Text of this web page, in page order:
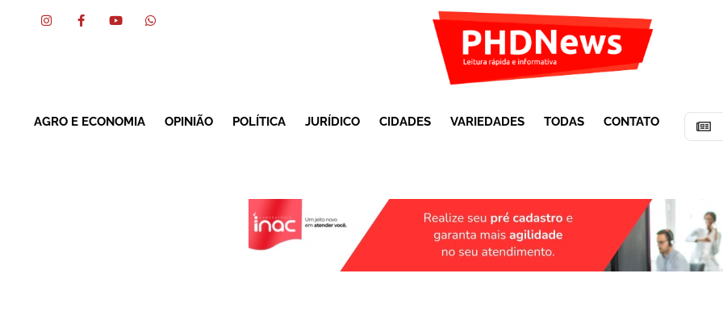
AGRO E ECONOMIA OPINIÃO POLÍTICA JURÍDICO CIDADES VARIEDADES TODAS CONTATO